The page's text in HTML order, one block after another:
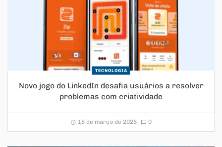
TECNOLOGIA
Novo jogo do LinkedIn desafia usuários a resolver
problemas com criatividade
18 de março de 2025 0